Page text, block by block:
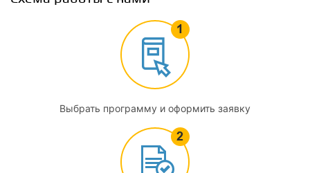
2.2
Система органов публичной власти, участвующих в
противодействии коррупции в Российской Федерации
2.3
Меры по профилактике коррупции, в том числе
формирование в обществе нетерпимости к
коррупционному поведению, развитие институтов
общественного и парламентского контроля за
Выбрать программу и оформить заявку